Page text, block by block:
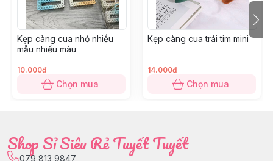
Kẹp càng cua nhỏ nhiều
mẫu nhiều màu
10.000đ
Chọn mua
Kẹp càng cua trái tim mini
14.000đ
Chọn mua
Shop Sỉ Siêu Rẻ Tuyết Tuyết
079 813 9847